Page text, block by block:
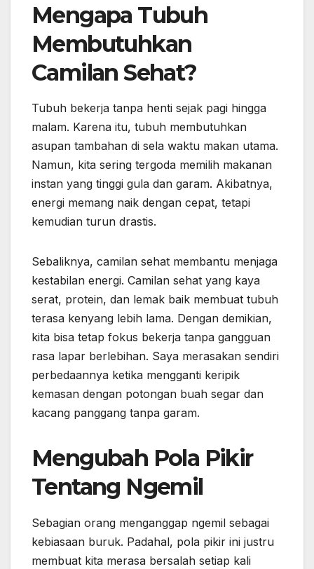
Mengapa Tubuh
Membutuhkan
Camilan Sehat?
Tubuh bekerja tanpa henti sejak pagi hingga
malam. Karena itu, tubuh membutuhkan
asupan tambahan di sela waktu makan utama.
Namun, kita sering tergoda memilih makanan
instan yang tinggi gula dan garam. Akibatnya,
energi memang naik dengan cepat, tetapi
kemudian turun drastis.
Sebaliknya, camilan sehat membantu menjaga
kestabilan energi. Camilan sehat yang kaya
serat, protein, dan lemak baik membuat tubuh
terasa kenyang lebih lama. Dengan demikian,
kita bisa tetap fokus bekerja tanpa gangguan
rasa lapar berlebihan. Saya merasakan sendiri
perbedaannya ketika mengganti keripik
kemasan dengan potongan buah segar dan
kacang panggang tanpa garam.
Mengubah Pola Pikir
Tentang Ngemil
Sebagian orang menganggap ngemil sebagai
kebiasaan buruk. Padahal, pola pikir ini justru
membuat kita merasa bersalah setiap kali